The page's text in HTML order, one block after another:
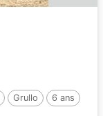
Grullo
6 ans